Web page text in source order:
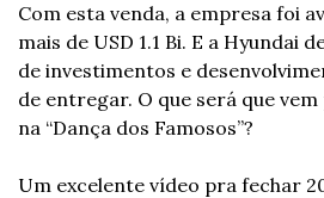
Com esta venda, a empresa foi
mais de USD 1.1 Bi. E a Hyundai
de investimentos e
de entregar. O que será que
na “Dança dos Famosos”?
Um excelente vídeo pra fechar